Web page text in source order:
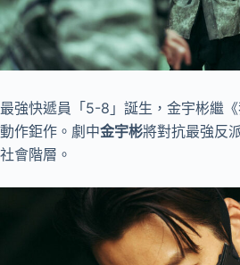
最強快遞員「5-8」誕生，金宇彬繼
動作鉅作。劇中金宇彬將對抗最強反
社會階層。